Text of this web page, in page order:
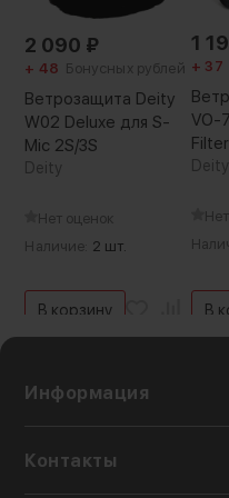
вариант для
2 090 ₽
+ 48 Бонусных рублей
Ветрозащита Deity
W02 Deluxe для S-
Mic 2S/3S
Deity
Нет оценок
Наличие: 2 шт.
В корзину
1
+ 37
VO-
Filter
Deity
В
Информация
Контакты